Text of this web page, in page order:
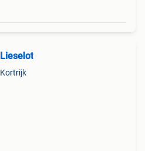
Lieselot
Kortrijk